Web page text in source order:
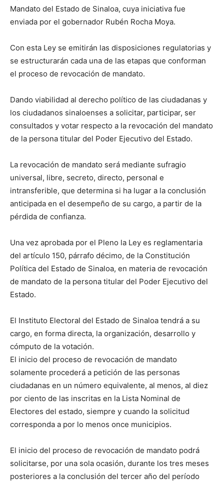
Mandato del Estado de Sinaloa, cuya iniciativa fue
enviada por el gobernador Rubén Rocha Moya.
Con esta Ley se emitirán las disposiciones regulatorias y
se estructurarán cada una de las etapas que conforman
el proceso de revocación de mandato.
Dando viabilidad al derecho político de las ciudadanas y
los ciudadanos sinaloenses a solicitar, participar, ser
consultados y votar respecto a la revocación del mandato
de la persona titular del Poder Ejecutivo del Estado.
La revocación de mandato será mediante sufragio
universal, libre, secreto, directo, personal e
intransferible, que determina si ha lugar a la conclusión
anticipada en el desempeño de su cargo, a partir de la
pérdida de confianza.
Una vez aprobada por el Pleno la Ley es reglamentaria
del artículo 150, párrafo décimo, de la Constitución
Política del Estado de Sinaloa, en materia de revocación
de mandato de la persona titular del Poder Ejecutivo del
Estado.
El Instituto Electoral del Estado de Sinaloa tendrá a su
cargo, en forma directa, la organización, desarrollo y
cómputo de la votación.
El inicio del proceso de revocación de mandato
solamente procederá a petición de las personas
ciudadanas en un número equivalente, al menos, al diez
por ciento de las inscritas en la Lista Nominal de
Electores del estado, siempre y cuando la solicitud
corresponda a por lo menos once municipios.
El inicio del proceso de revocación de mandato podrá
solicitarse, por una sola ocasión, durante los tres meses
posteriores a la conclusión del tercer año del período